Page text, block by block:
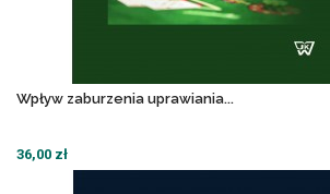
Wpływ zaburzenia uprawiania...
36,00 zł